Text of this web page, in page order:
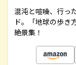
混沌と喧噪、行っ
ド。「地球の歩き
絶景集！